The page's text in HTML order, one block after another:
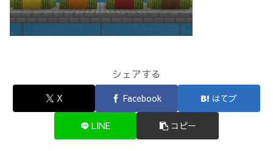
シェアする
X Facebook はてブ
LINE コピー